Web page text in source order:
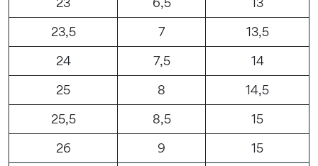
23,5
7
13,5
24
7,5
14
25
8
14,5
25,5
8,5
15
26
9
15